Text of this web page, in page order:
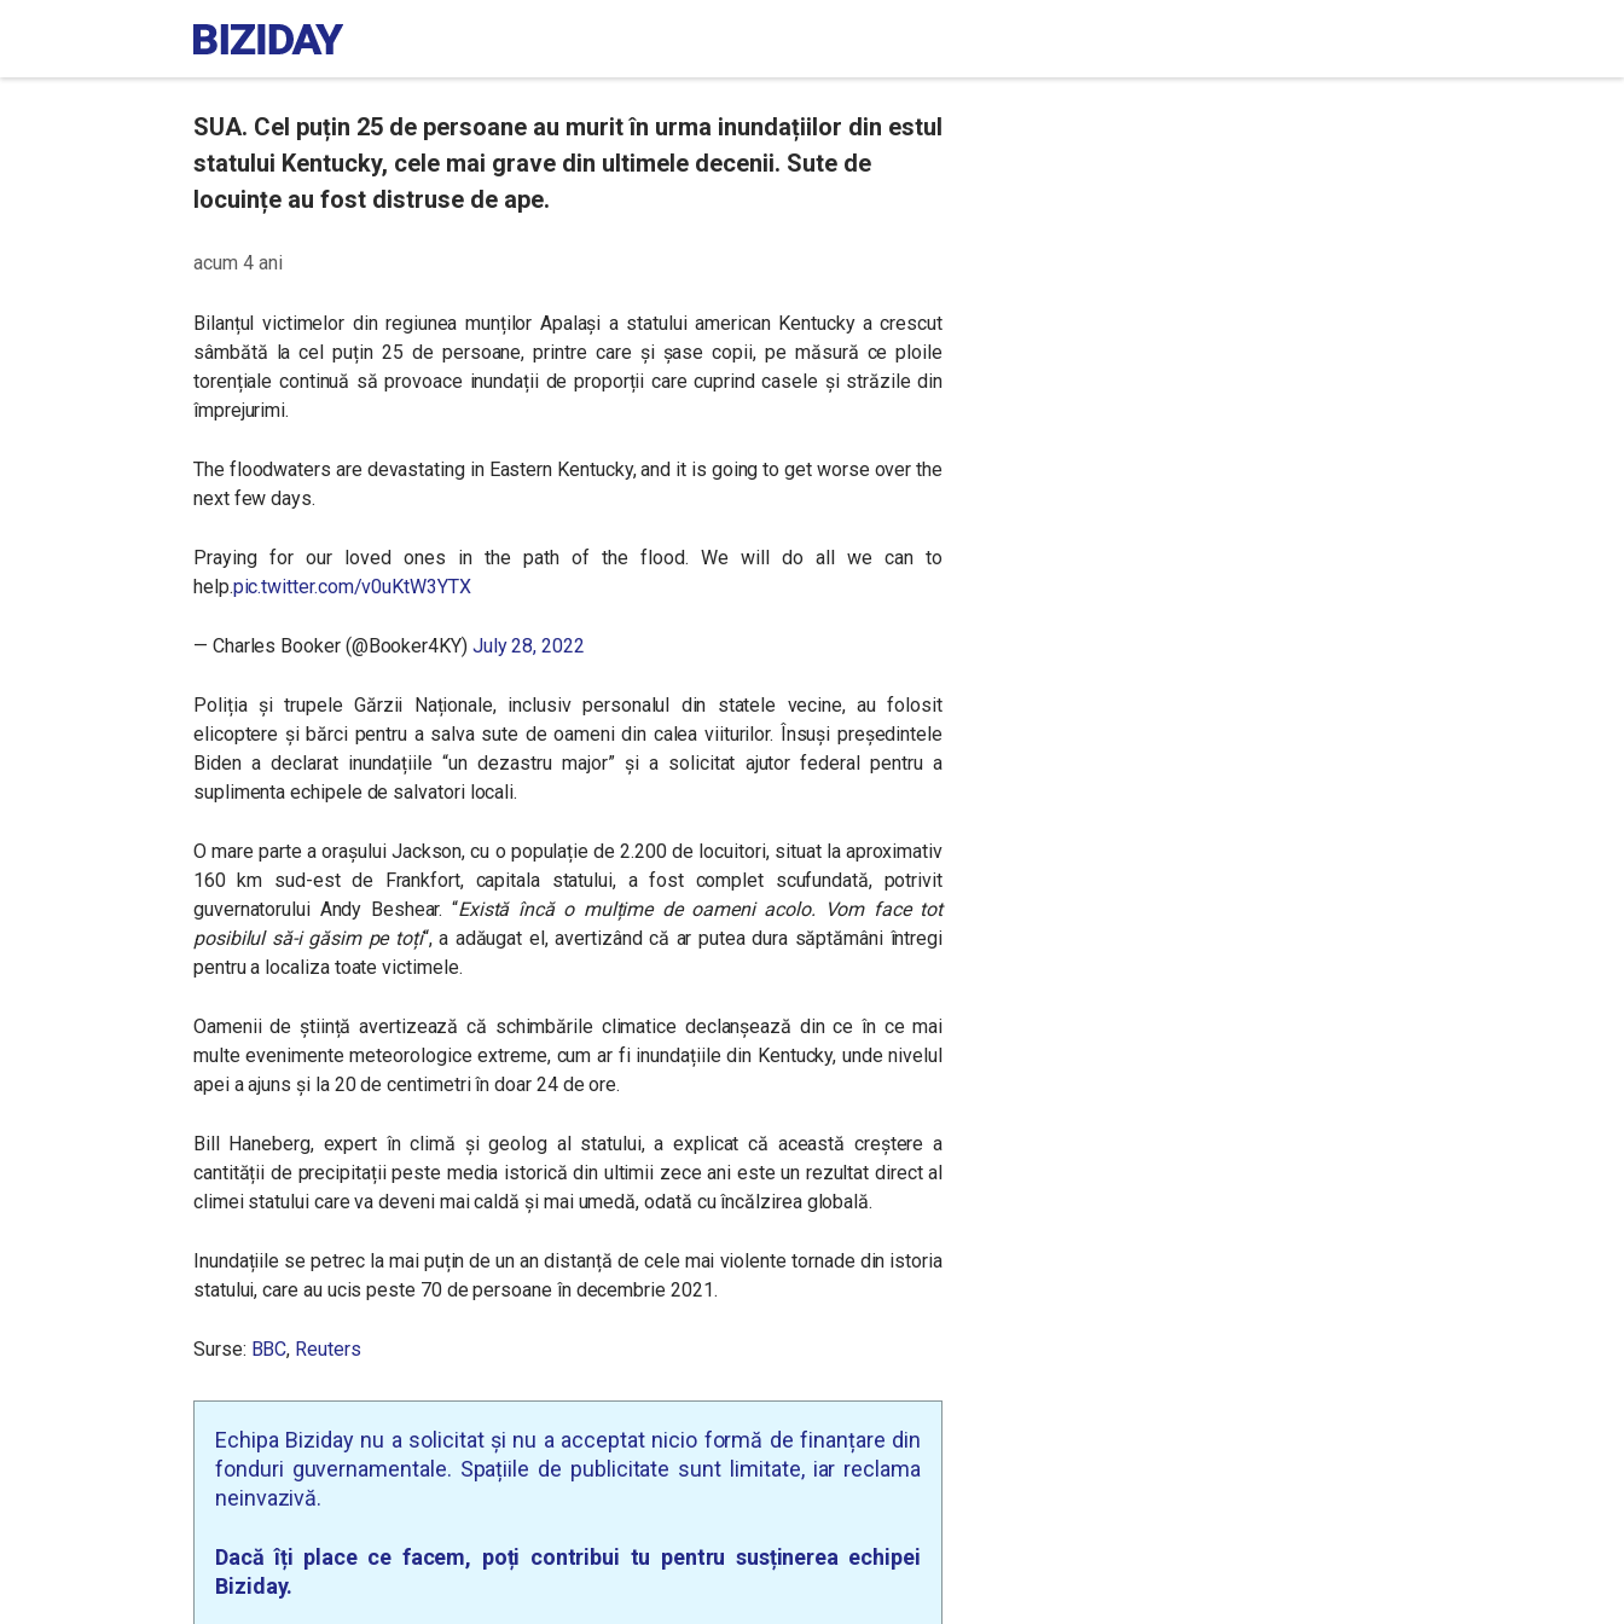
SUA. Cel puțin 25 de persoane au murit în urma inundațiilor din estul
statului Kentucky, cele mai grave din ultimele decenii. Sute de
locuințe au fost distruse de ape.
acum 4 ani
Bilanțul victimelor din regiunea munților Apalași a statului american Kentucky a crescut
sâmbătă la cel puțin 25 de persoane, printre care și șase copii, pe măsură ce ploile
torențiale continuă să provoace inundații de proporții care cuprind casele și străzile din
împrejurimi.
The floodwaters are devastating in Eastern Kentucky, and it is going to get worse over the
next few days.
Praying for our loved ones in the path of the flood. We will do all we can to
help.pic.twitter.com/v0uKtW3YTX
— Charles Booker (@Booker4KY) July 28, 2022
Poliția și trupele Gărzii Naționale, inclusiv personalul din statele vecine, au folosit
elicoptere și bărci pentru a salva sute de oameni din calea viiturilor. Însuși președintele
Biden a declarat inundațiile “un dezastru major” și a solicitat ajutor federal pentru a
suplimenta echipele de salvatori locali.
O mare parte a orașului Jackson, cu o populație de 2.200 de locuitori, situat la aproximativ
160 km sud-est de Frankfort, capitala statului, a fost complet scufundată, potrivit
guvernatorului Andy Beshear. “Există încă o mulțime de oameni acolo. Vom face tot
posibilul să-i găsim pe toți“, a adăugat el, avertizând că ar putea dura săptămâni întregi
pentru a localiza toate victimele.
Oamenii de știință avertizează că schimbările climatice declanșează din ce în ce mai
multe evenimente meteorologice extreme, cum ar fi inundațiile din Kentucky, unde nivelul
apei a ajuns și la 20 de centimetri în doar 24 de ore.
Bill Haneberg, expert în climă și geolog al statului, a explicat că această creștere a
cantității de precipitații peste media istorică din ultimii zece ani este un rezultat direct al
climei statului care va deveni mai caldă și mai umedă, odată cu încălzirea globală.
Inundațiile se petrec la mai puțin de un an distanță de cele mai violente tornade din istoria
statului, care au ucis peste 70 de persoane în decembrie 2021.
Surse: BBC, Reuters
Echipa Biziday nu a solicitat și nu a acceptat nicio formă de finanțare din
fonduri guvernamentale. Spațiile de publicitate sunt limitate, iar reclama
neinvazivă.
Dacă îți place ce facem, poți contribui tu pentru susținerea echipei
Biziday.